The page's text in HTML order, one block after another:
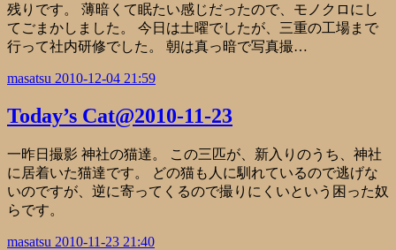
残りです。 薄暗くて眠たい感じだったので、モノクロにし
てごまかしました。 今日は土曜でしたが、三重の工場まで
行って社内研修でした。 朝は真っ暗で写真撮…
masatsu 2010-12-04 21:59
Today’s Cat@2010-11-23
一昨日撮影 神社の猫達。 この三匹が、新入りのうち、神社
に居着いた猫達です。 どの猫も人に馴れているので逃げな
いのですが、逆に寄ってくるので撮りにくいという困った奴
らです。
masatsu 2010-11-23 21:40